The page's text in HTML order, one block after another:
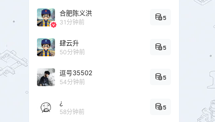
合肥陈义洪
31分钟前
5
肆云升
50分钟前
5
逗号35502
54分钟前
5
¿
58分钟前
5